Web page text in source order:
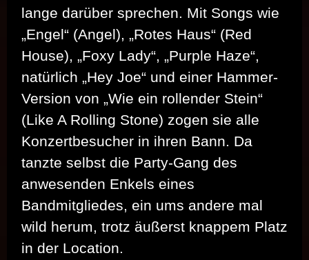
lange darüber sprechen. Mit Songs wie
„Engel“ (Angel), „Rotes Haus“ (Red
House), „Foxy Lady“, „Purple Haze“,
natürlich „Hey Joe“ und einer Hammer-
Version von „Wie ein rollender Stein“
(Like A Rolling Stone) zogen sie alle
Konzertbesucher in ihren Bann. Da
tanzte selbst die Party-Gang des
anwesenden Enkels eines
Bandmitgliedes, ein ums andere mal
wild herum, trotz äußerst knappem Platz
in der Location.